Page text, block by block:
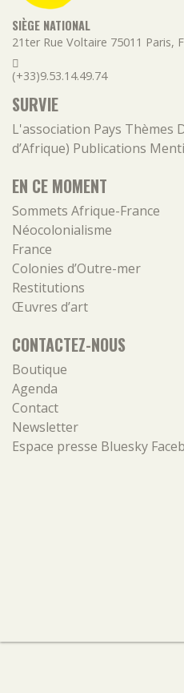
SIÈGE NATIONAL
21ter Rue Voltaire 75011 Paris,
(+33)9.53.14.49.74
SURVIE
L'association Pays Thèmes
d’Afrique) Publications
EN CE MOMENT
Sommets Afrique-France
Néocolonialisme
France
Colonies d’Outre-mer
Restitutions
Œuvres d’art
CONTACTEZ-NOUS
Boutique
Agenda
Contact
Newsletter
Espace presse Bluesky